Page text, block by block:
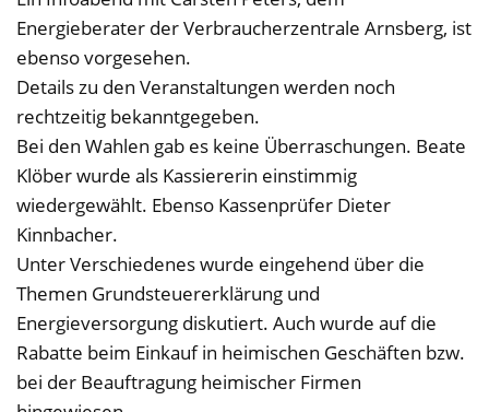
Energieberater der Verbraucherzentrale Arnsberg, ist
ebenso vorgesehen.
Details zu den Veranstaltungen werden noch
rechtzeitig bekanntgegeben.
Bei den Wahlen gab es keine Überraschungen. Beate
Klöber wurde als Kassiererin einstimmig
wiedergewählt. Ebenso Kassenprüfer Dieter
Kinnbacher.
Unter Verschiedenes wurde eingehend über die
Themen Grundsteuererklärung und
Energieversorgung diskutiert. Auch wurde auf die
Rabatte beim Einkauf in heimischen Geschäften bzw.
bei der Beauftragung heimischer Firmen